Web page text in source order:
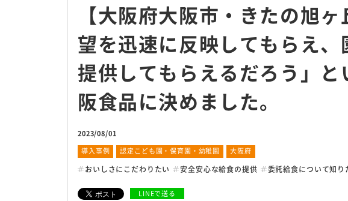
安全・安心への取り組み
衛生管理の考え方
衛生管理室による検査
お客様サポート体制
採用情報
数字で見
【大阪府大阪市・きたの旭
望を迅速に反映してもらえ
提供してもらえるだろう」
阪食品に決めました。
2023/08/01
導入事例
認定こども園・保育園・幼稚園 大阪府
おいしさにこだわりたい 安全安心な給食の提供 委託給食について知り
LINEで送る